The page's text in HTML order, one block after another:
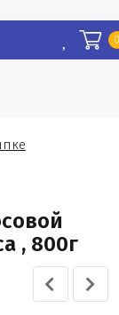
, 800г